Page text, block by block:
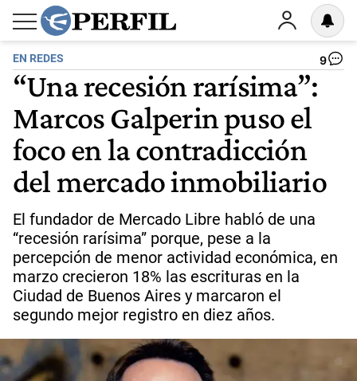
EN REDES 9
“Una recesión rarísima”:
Marcos Galperin puso el
foco en la contradicción
del mercado inmobiliario
El fundador de Mercado Libre habló de una
“recesión rarísima” porque, pese a la
percepción de menor actividad económica, en
marzo crecieron 18% las escrituras en la
Ciudad de Buenos Aires y marcaron el
segundo mejor registro en diez años.